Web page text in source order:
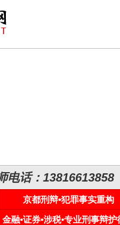
电话：13816613858
京都刑辩•犯罪事实重构
金融•证券•涉税•专业刑事辩护